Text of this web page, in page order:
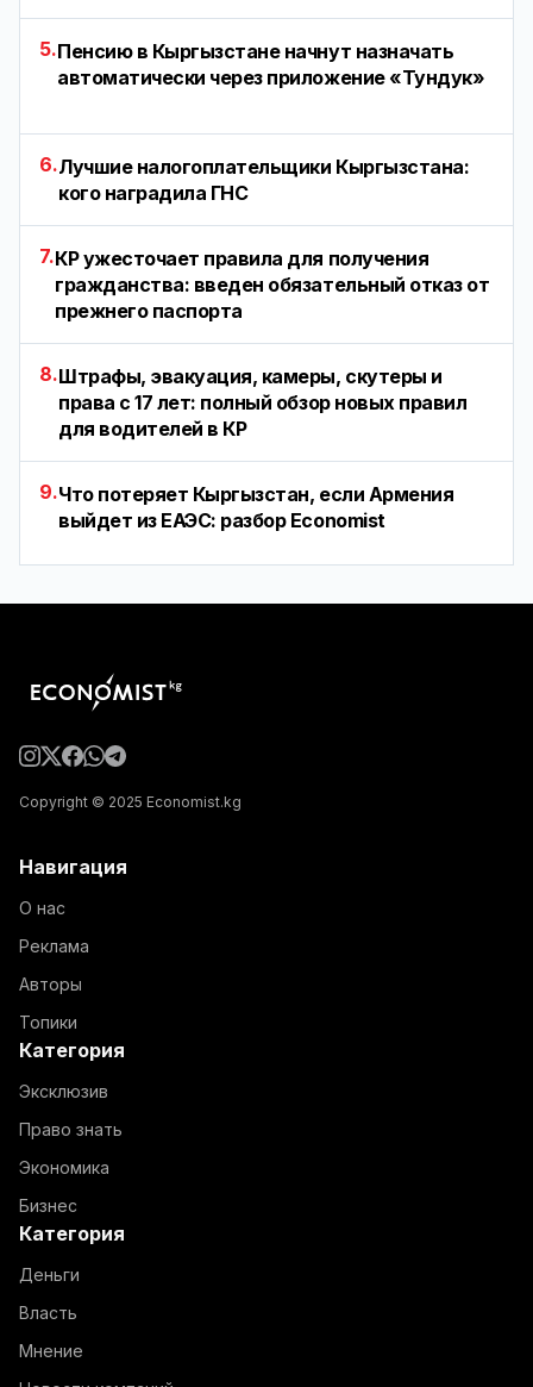
5.Пенсию в Кыргызстане начнут назначать
автоматически через приложение «Тундук»
6.Лучшие налогоплательщики Кыргызстана:
кого наградила ГНС
7.КР ужесточает правила для получения
гражданства: введен обязательный отказ от
прежнего паспорта
8.Штрафы, эвакуация, камеры, скутеры и
права с 17 лет: полный обзор новых правил
для водителей в КР
9.Что потеряет Кыргызстан, если Армения
выйдет из ЕАЭС: разбор Economist
Copyright © 2025 Economist.kg
Навигация
О нас
Реклама
Авторы
Топики
Категория
Эксклюзив
Право знать
Экономика
Бизнес
Категория
Деньги
Власть
Мнение